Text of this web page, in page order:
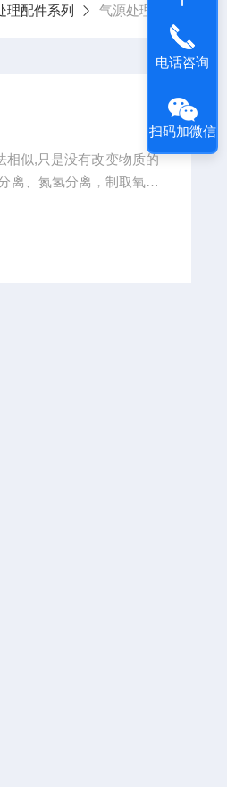
理配件系列 气源处理器
相似,只是没有改变物质的
离、氮氢分离，制取氧、
电话咨询
扫码加微信